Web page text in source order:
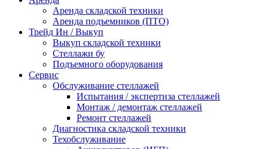
Аренда складской техники
Аренда подъемников (ПТО)
Трейд Ин / Выкуп
Выкуп складской техники
Стеллажи бу
Подъемного оборудования
Сервис
Обслуживание стеллажей
Испытания / экспертиза стеллажей
Монтаж / демонтаж стеллажей
Ремонт стеллажей
Диагностика складской техники
Техобслуживание